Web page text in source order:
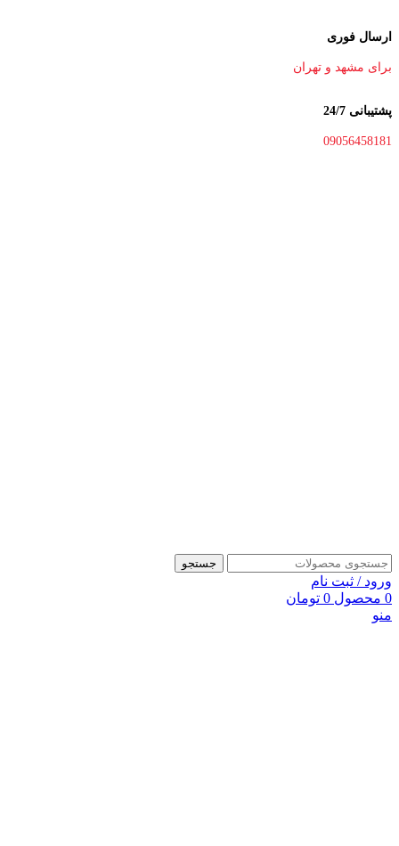
ارسال فوری
برای مشهد و تهران
پشتیبانی 24/7
09056458181
جستجو
ورود / ثبت نام
0 محصول 0 تومان
منو